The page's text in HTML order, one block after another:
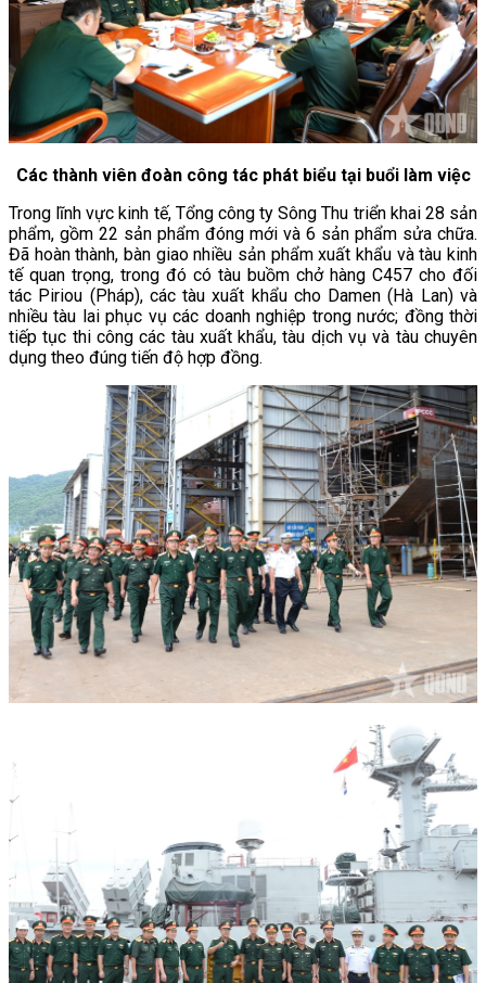
Các thành viên đoàn công tác phát biểu tại buổi làm việc
Trong lĩnh vực kinh tế, Tổng công ty Sông Thu triển khai 28 sản
phẩm, gồm 22 sản phẩm đóng mới và 6 sản phẩm sửa chữa.
Đã hoàn thành, bàn giao nhiều sản phẩm xuất khẩu và tàu kinh
tế quan trọng, trong đó có tàu buồm chở hàng C457 cho đối
tác Piriou (Pháp), các tàu xuất khẩu cho Damen (Hà Lan) và
nhiều tàu lai phục vụ các doanh nghiệp trong nước; đồng thời
tiếp tục thi công các tàu xuất khẩu, tàu dịch vụ và tàu chuyên
dụng theo đúng tiến độ hợp đồng.